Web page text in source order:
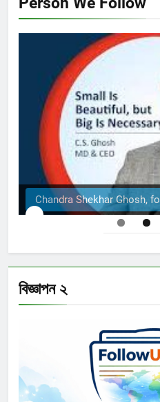
of Bandhan Bank
বিজ্ঞাপন ২